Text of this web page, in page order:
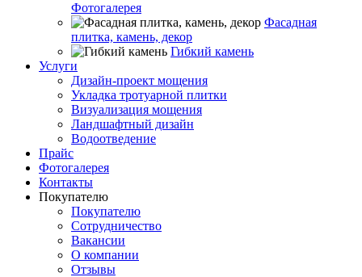
Фотогалерея
Фасадная
плитка, камень, декор
Гибкий камень
Услуги
Дизайн-проект мощения
Укладка тротуарной плитки
Визуализация мощения
Ландшафтный дизайн
Водоотведение
Прайс
Фотогалерея
Контакты
Покупателю
Покупателю
Сотрудничество
Вакансии
О компании
Отзывы